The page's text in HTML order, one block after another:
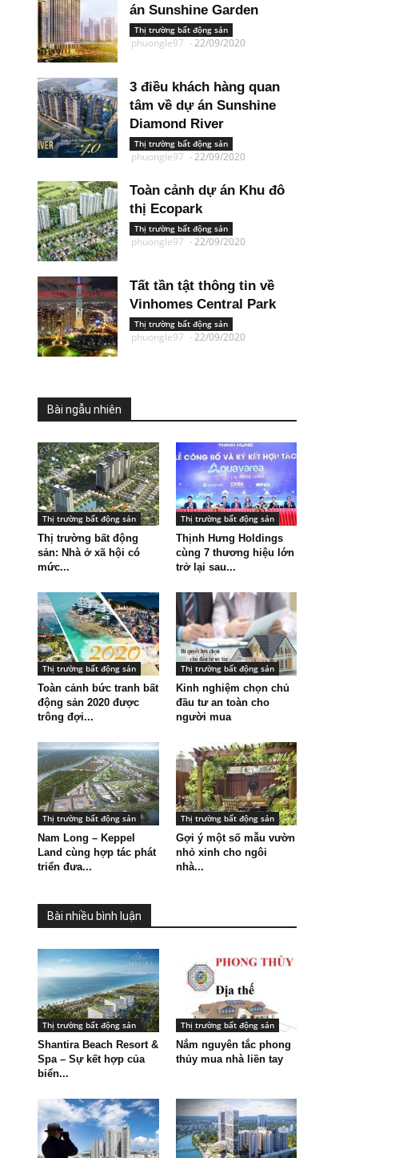
án Sunshine Garden
Thị trường bất động sản
phuongle97 -22/09/2020
3 điều khách hàng quan
tâm về dự án Sunshine
Diamond River
Thị trường bất động sản
phuongle97 -22/09/2020
Toàn cảnh dự án Khu đô
thị Ecopark
Thị trường bất động sản
phuongle97 -22/09/2020
Tất tần tật thông tin về
Vinhomes Central Park
Thị trường bất động sản
phuongle97 -22/09/2020
Bài ngẫu nhiên
Thị trường bất động sản
Thị trường bất động
sản: Nhà ở xã hội có
mức...
Thị trường bất động sản
Thịnh Hưng Holdings
cùng 7 thương hiệu lớn
trở lại sau...
Thị trường bất động sản
Toàn cảnh bức tranh bất
động sản 2020 được
trông đợi...
Thị trường bất động sản
Kinh nghiệm chọn chủ
đầu tư an toàn cho
người mua
Thị trường bất động sản
Nam Long – Keppel
Land cùng hợp tác phát
triển đưa...
Thị trường bất động sản
Gợi ý một số mẫu vườn
nhỏ xinh cho ngôi
nhà...
Bài nhiều bình luận
Thị trường bất động sản
Shantira Beach Resort &
Spa – Sự kết hợp của
biển...
Thị trường bất động sản
Nắm nguyên tắc phong
thủy mua nhà liền tay